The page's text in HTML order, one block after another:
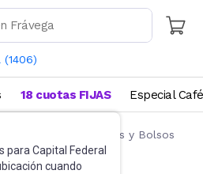
(1406)
para Capital Federal
cuando
18 cuotas FIJAS Especial Café
Fundas, Estuches y Bolsos